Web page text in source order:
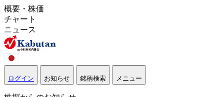
概要・株価
チャート
ニュース
ログイン お知らせ 銘柄検索 メニュー